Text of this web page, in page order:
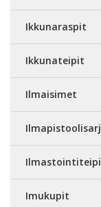
Ikkunaraspit
Ikkunateipit
Ilmaisimet
Imukupit